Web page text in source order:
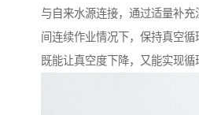
与自来水源连接，通过适量补
间连续作业情况下，保持真空循
既能让真空度下降，又能实现循